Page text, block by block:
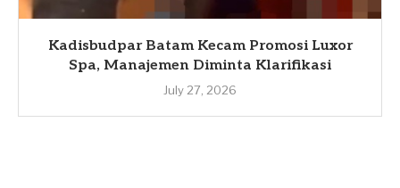
Kadisbudpar Batam Kecam Promosi Luxor
Spa, Manajemen Diminta Klarifikasi
July 27, 2026